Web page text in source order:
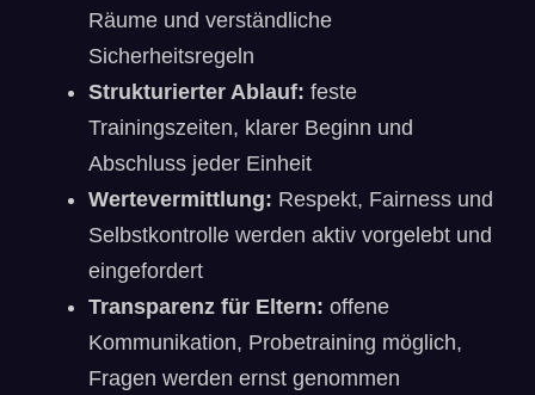
Räume und verständliche
Sicherheitsregeln
Strukturierter Ablauf: feste
Trainingszeiten, klarer Beginn und
Abschluss jeder Einheit
Wertevermittlung: Respekt, Fairness und
Selbstkontrolle werden aktiv vorgelebt und
eingefordert
Transparenz für Eltern: offene
Kommunikation, Probetraining möglich,
Fragen werden ernst genommen